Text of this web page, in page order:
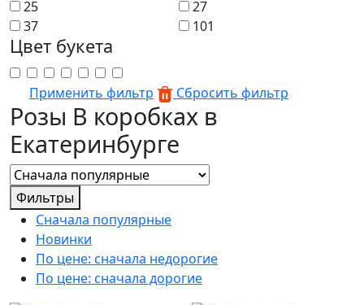
25
27
37
101
Цвет букета
Применить фильтр Сбросить фильтр
Розы В коробках в
Екатеринбурге
Фильтры
Сначала популярные
Новинки
По цене: сначала недорогие
По цене: сначала дорогие